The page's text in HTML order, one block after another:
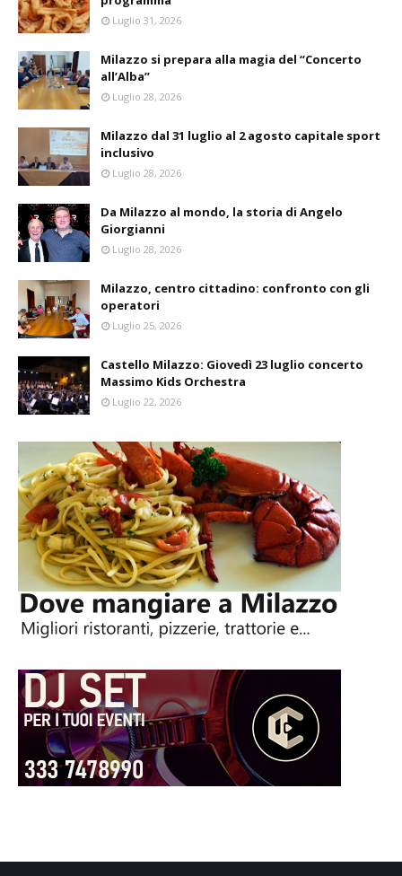
Luglio 31, 2026
Milazzo si prepara alla magia del “Concerto
all’Alba”
Luglio 28, 2026
Milazzo dal 31 luglio al 2 agosto capitale sport
inclusivo
Luglio 28, 2026
Da Milazzo al mondo, la storia di Angelo
Giorgianni
Luglio 28, 2026
Milazzo, centro cittadino: confronto con gli
operatori
Luglio 25, 2026
Castello Milazzo: Giovedì 23 luglio concerto
Massimo Kids Orchestra
Luglio 22, 2026